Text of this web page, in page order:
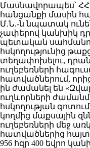
Մասնավորապես՝
հանցանքի մասին
Մ.Ն.-ն նպատակ
չափերով կանխիկ
պետական
հսկողությունից
տեղափոխելու,
ուղեբեռների
հատվածներում,
ին ժամանել են
ուղևորների
հսկողության
կողմից մաքսային
ուղեբեռների մեջ
հատվածներից
956 հզր 400 եվրո